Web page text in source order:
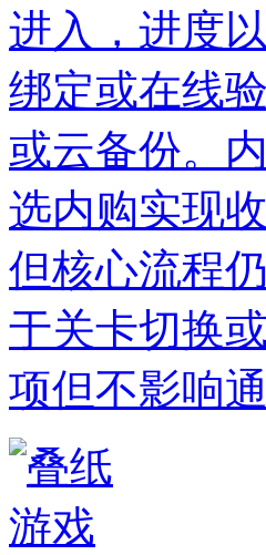
进入，进度
绑定或在线
或云备份。
选内购实现
但核心流程
于关卡切换
项但不影响